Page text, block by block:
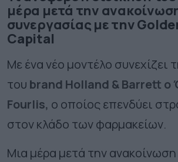
μέρα μετά την
συνεργασίας με την
Capital
Με ένα νέο μοντέλο συνεχίζει
του brand Holland & Barrett ο
Fourlis, ο οποίος επενδύει
στον κλάδο των φαρμακείων.
Μια μέρα μετά την